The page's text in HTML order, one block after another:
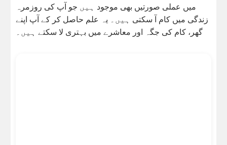
میں عملی صورتیں بھی موجود ہیں جو آپ کی روزمرہ
زندگی میں کام آ سکتی ہیں۔ یہ علم حاصل کر کے آپ اپنے
گھر، کام کی جگہ اور معاشرے میں بہتری لا سکتے ہیں۔